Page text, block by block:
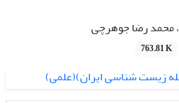
محمد رضا جوهرچی
763.81 K